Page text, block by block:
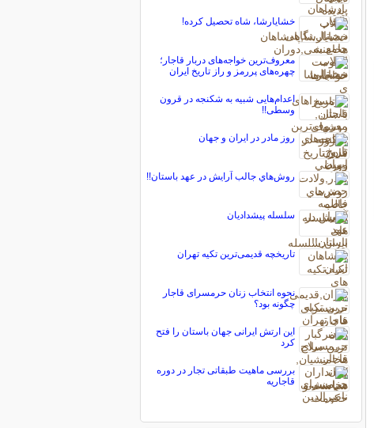
خشایارشا، شاه تحصیل کرده!
معروف‌ترین خواجه‌های دربار قاجار؛
چهره‌های پررمز و راز تاریخ ایران
اعدام‌هایی شبیه به شکنجه در قرون
وسطی!!
روز مادر در ایران و جهان
روش‌هاي جالب آرايش در عهد باستان!!
سلسله پیشدادیان
تاریخچه قدیمی‌ترین تکیه تهران
نحوه انتخاب زنان حرمسرای قاجار
چگونه بود؟
این ارتش ایرانی جهان باستان را فتح
کرد
بررسی ماهیت طبقاتی تجار در دوره
قاجاریه